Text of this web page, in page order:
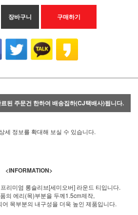
장바구니 구매하기
된 주문건 한하여 배송집하(CJ택배사)됩니다.
세 정보를 확대해 보실 수 있습니다.
<INFORMATION>
리미엄 롱슬리브[세미오버] 라운드 티입니다.
의 에리(목)부분을 두께1.5cm제작,
목부분의 내구성을 더욱 높인 제품입니다.